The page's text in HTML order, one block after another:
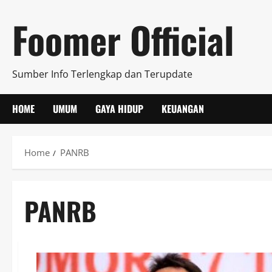
content
Foomer Official
Sumber Info Terlengkap dan Terupdate
HOME UMUM GAYA HIDUP KEUANGAN
Home PANRB
PANRB